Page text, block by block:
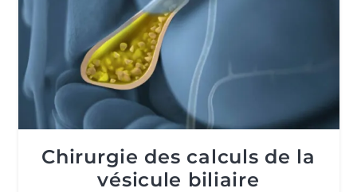
Chirurgie des calculs de la
vésicule biliaire